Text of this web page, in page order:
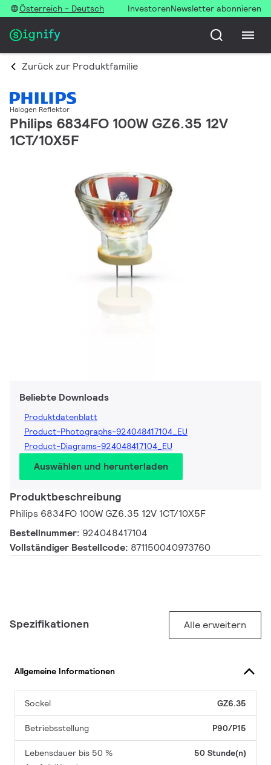
Österreich - Deutsch InvestorenNewsletter abonnieren
Zurück zur Produktfamilie
Halogen Reflektor
Philips 6834FO 100W GZ6.35 12V
1CT/10X5F
Beliebte Downloads
Produktdatenblatt
Product-Photographs-924048417104_EU
Product-Diagrams-924048417104_EU
Auswählen und herunterladen
Produktbeschreibung
Philips 6834FO 100W GZ6.35 12V 1CT/10X5F
Bestellnummer: 924048417104
Vollständiger Bestellcode: 871150040973760
Spezifikationen Alle erweitern
Allgemeine Informationen
Sockel GZ6.35
Betriebsstellung P90/P15
Lebensdauer bis 50 %
50 Stunde(n)